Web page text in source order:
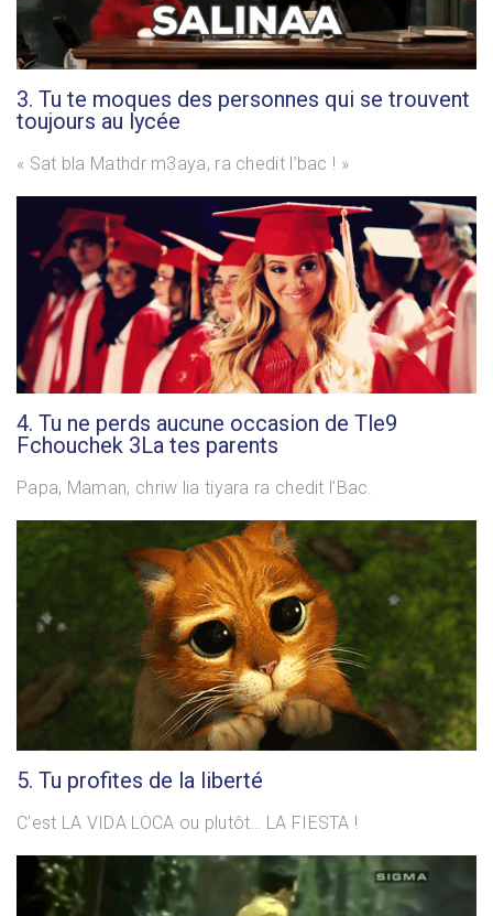
3. Tu te moques des personnes qui se trouvent
toujours au lycée
« Sat bla Mathdr m3aya, ra chedit l’bac ! »
4. Tu ne perds aucune occasion de Tle9
Fchouchek 3La tes parents
Papa, Maman, chriw lia tiyara ra chedit l’Bac.
5. Tu profites de la liberté
C’est LA VIDA LOCA ou plutôt… LA FIESTA !